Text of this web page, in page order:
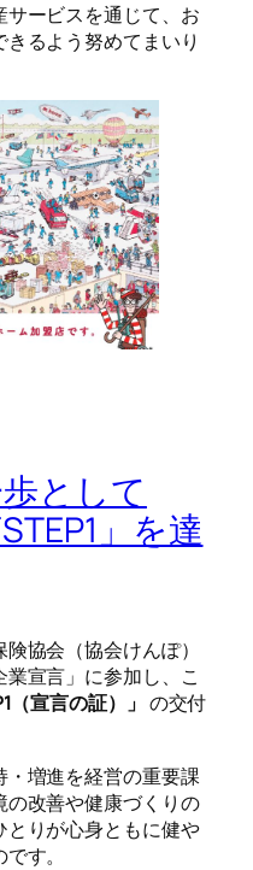
ービスを通じて、お
るよう努めてまいり
として
」を達
協会（協会けんぽ）
宣言」に参加し、こ
（宣言の証）」 の交付
増進を経営の重要課
改善や健康づくりの
りが心身ともに健や
す。